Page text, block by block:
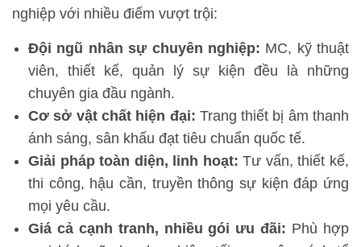
nghiệp với nhiều điểm vượt trội:
Đội ngũ nhân sự chuyên nghiệp: MC, kỹ thuật
viên, thiết kế, quản lý sự kiện đều là những
chuyên gia đầu ngành.
Cơ sở vật chất hiện đại: Trang thiết bị âm thanh
ánh sáng, sân khấu đạt tiêu chuẩn quốc tế.
Giải pháp toàn diện, linh hoạt: Tư vấn, thiết kế,
thi công, hậu cần, truyền thông sự kiện đáp ứng
mọi yêu cầu.
Giá cả cạnh tranh, nhiều gói ưu đãi: Phù hợp